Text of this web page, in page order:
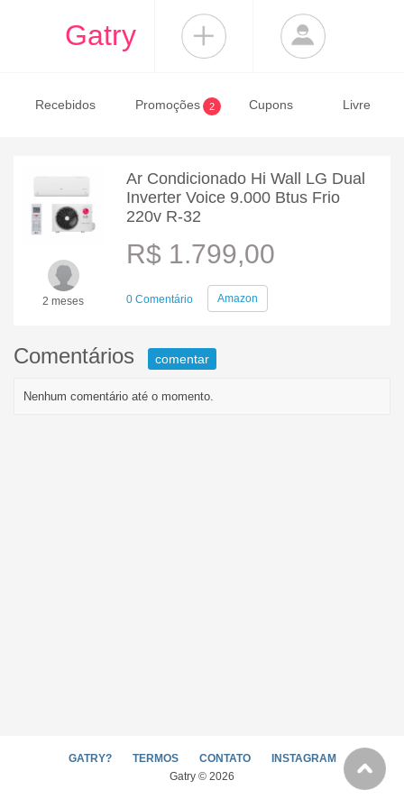
Gatry
Recebidos Promoções 2 Cupons Livre
2 meses
Ar Condicionado Hi Wall LG Dual
Inverter Voice 9.000 Btus Frio
220v R-32
R$ 1.799,00
0 Comentário Amazon
Comentários comentar
Nenhum comentário até o momento.
GATRY? TERMOS CONTATO
INSTAGRAM
Gatry © 2026